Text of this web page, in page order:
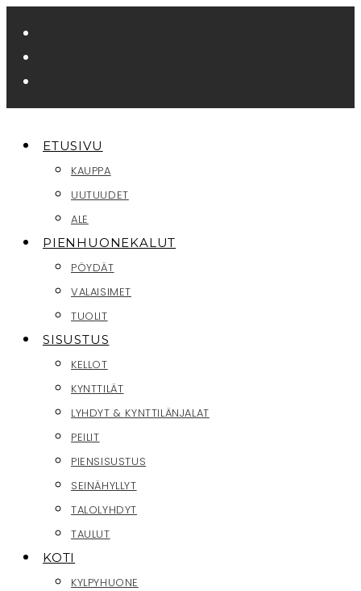
suoraan
sisältöön
ETUSIVU
KAUPPA
UUTUUDET
ALE
PIENHUONEKALUT
PÖYDÄT
VALAISIMET
TUOLIT
SISUSTUS
KELLOT
KYNTTILÄT
LYHDYT & KYNTTILÄNJALAT
PEILIT
PIENSISUSTUS
SEINÄHYLLYT
TALOLYHDYT
TAULUT
KOTI
KYLPYHUONE